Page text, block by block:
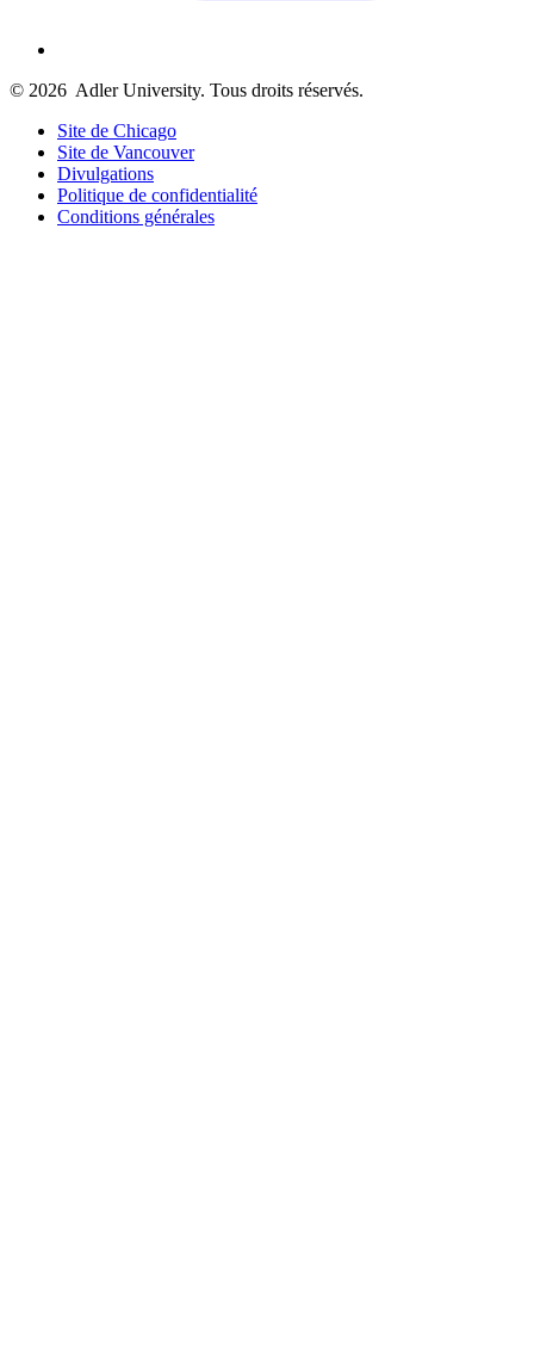
© 2026 Adler University. Tous droits réservés.
Site de Chicago
Site de Vancouver
Divulgations
Politique de confidentialité
Conditions générales